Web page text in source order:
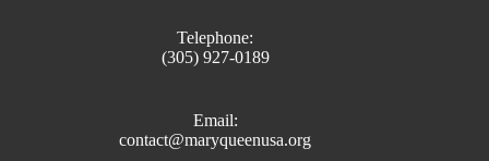
Telephone:
(305) 927-0189
Email:
contact@maryqueenusa.org